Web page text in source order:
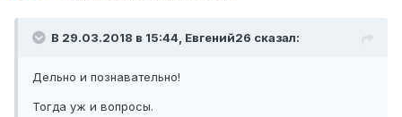
В 29.03.2018 в 15:44, Евгений26 сказал:
Дельно и познавательно!
Тогда уж и вопросы.